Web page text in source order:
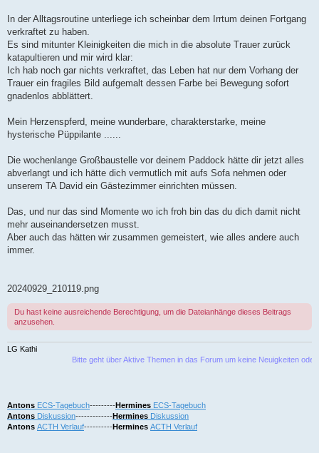
In der Alltagsroutine unterliege ich scheinbar dem Irrtum deinen Fortgang
verkraftet zu haben.
Es sind mitunter Kleinigkeiten die mich in die absolute Trauer zurück
katapultieren und mir wird klar:
Ich hab noch gar nichts verkraftet, das Leben hat nur dem Vorhang der
Trauer ein fragiles Bild aufgemalt dessen Farbe bei Bewegung sofort
gnadenlos abblättert.
Mein Herzenspferd, meine wunderbare, charakterstarke, meine
hysterische Püppilante ......
Die wochenlange Großbaustelle vor deinem Paddock hätte dir jetzt alles
abverlangt und ich hätte dich vermutlich mit aufs Sofa nehmen oder
unserem TA David ein Gästezimmer einrichten müssen.
Das, und nur das sind Momente wo ich froh bin das du dich damit nicht
mehr auseinandersetzen musst.
Aber auch das hätten wir zusammen gemeistert, wie alles andere auch
immer.
20240929_210119.png
Du hast keine ausreichende Berechtigung, um die Dateianhänge dieses Beitrags
anzusehen.
LG Kathi
Bitte geht über Aktive Themen in das Forum um keine Neuigkeiten oder
Antons ECS-Tagebuch---------Hermines ECS-Tagebuch
Antons Diskussion-------------Hermines Diskussion
Antons ACTH Verlauf----------Hermines ACTH Verlauf